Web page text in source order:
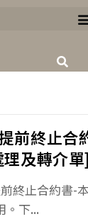
前終止合
及轉介單
終止合約書-
。下...